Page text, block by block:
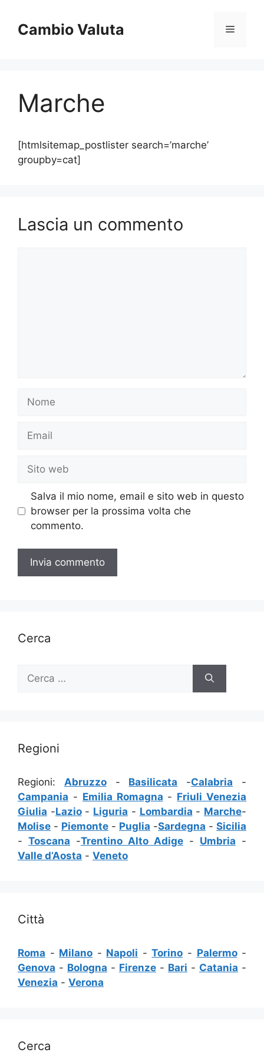
contenuto
Cambio Valuta Menu
Marche
[htmlsitemap_postlister search=’marche’
groupby=cat]
Lascia un commento
Nome
Email
Sito
web
Salva il mio nome, email e sito web in questo
browser per la prossima volta che
commento.
Cerca
per:
Regioni
Regioni: Abruzzo- Basilicata -Calabria -
Campania - Emilia Romagna - Friuli Venezia
Giulia -Lazio- Liguria - Lombardia - Marche-
Molise - Piemonte - Puglia -Sardegna - Sicilia
- Toscana -Trentino Alto Adige - Umbria -
Valle d’Aosta - Veneto
Città
Roma - Milano - Napoli -Torino - Palermo-
Genova - Bologna - Firenze - Bari - Catania -
Venezia - Verona
Cerca